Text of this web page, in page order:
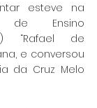
esteve na
de Ensino
“Rafael de
e conversou
da Cruz Melo